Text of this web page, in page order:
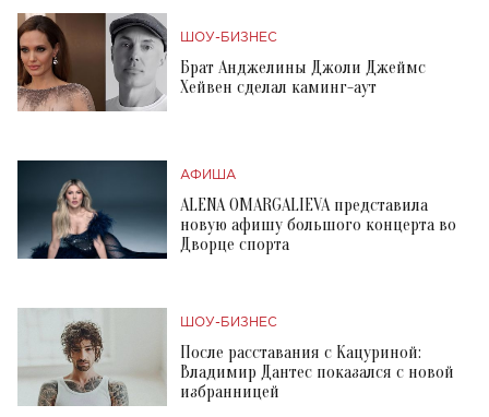
ШОУ-БИЗНЕС
Брат Анджелины Джоли Джеймс
Хейвен сделал каминг-аут
АФИША
ALENA OMARGALIEVA представила
новую афишу большого концерта во
Дворце спорта
ШОУ-БИЗНЕС
После расставания с Кацуриной:
Владимир Дантес показался с новой
избранницей